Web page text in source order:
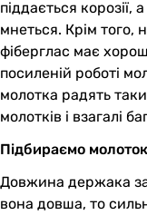
піддається корозії,
мнеться. Крім того,
фіберглас має
посиленій роботі
молотка радять
молотків і взагалі
Підбираємо
Довжина держака
вона довша, то